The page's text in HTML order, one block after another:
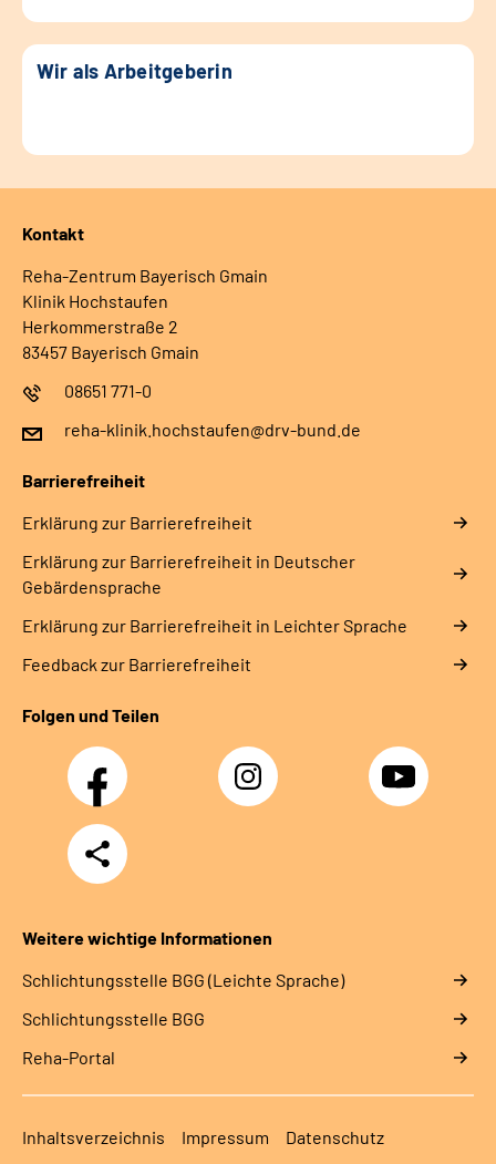
Wir als Arbeitgeberin
Kontakt
Reha-Zentrum Bayerisch Gmain
Klinik Hochstaufen
Herkommerstraße 2
83457 Bayerisch Gmain
08651 771-0
reha-klinik.hochstaufen@drv-bund.de
Barrierefreiheit
Erklärung zur Barrierefreiheit
Erklärung zur Barrierefreiheit in Deutscher
Gebärdensprache
Erklärung zur Barrierefreiheit in Leichter Sprache
Feedback zur Barrierefreiheit
Folgen und Teilen
Facebook Instagram YouTube
Teilen
Weitere wichtige Informationen
Schlich­tungs­stel­le BGG (Leichte Sprache)
Schlich­tungs­stel­le BGG
Reha-Portal
Inhaltsverzeichnis Impressum Datenschutz